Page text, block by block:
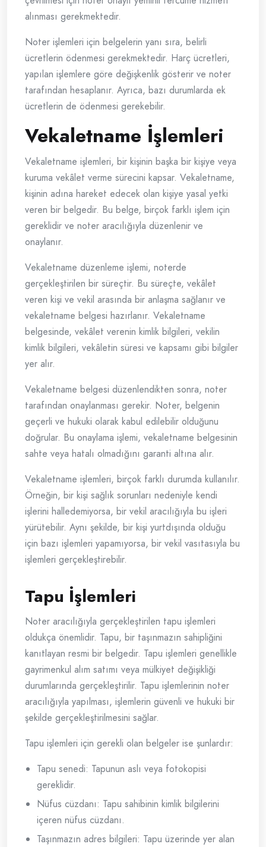
alınması gerekmektedir.
Noter işlemleri için belgelerin yanı sıra, belirli
ücretlerin ödenmesi gerekmektedir. Harç ücretleri,
yapılan işlemlere göre değişkenlik gösterir ve noter
tarafından hesaplanır. Ayrıca, bazı durumlarda ek
ücretlerin de ödenmesi gerekebilir.
Vekaletname İşlemleri
Vekaletname işlemleri, bir kişinin başka bir kişiye veya
kuruma vekâlet verme sürecini kapsar. Vekaletname,
kişinin adına hareket edecek olan kişiye yasal yetki
veren bir belgedir. Bu belge, birçok farklı işlem için
gereklidir ve noter aracılığıyla düzenlenir ve
onaylanır.
Vekaletname düzenleme işlemi, noterde
gerçekleştirilen bir süreçtir. Bu süreçte, vekâlet
veren kişi ve vekil arasında bir anlaşma sağlanır ve
vekaletname belgesi hazırlanır. Vekaletname
belgesinde, vekâlet verenin kimlik bilgileri, vekilin
kimlik bilgileri, vekâletin süresi ve kapsamı gibi bilgiler
yer alır.
Vekaletname belgesi düzenlendikten sonra, noter
tarafından onaylanması gerekir. Noter, belgenin
geçerli ve hukuki olarak kabul edilebilir olduğunu
doğrular. Bu onaylama işlemi, vekaletname belgesinin
sahte veya hatalı olmadığını garanti altına alır.
Vekaletname işlemleri, birçok farklı durumda kullanılır.
Örneğin, bir kişi sağlık sorunları nedeniyle kendi
işlerini halledemiyorsa, bir vekil aracılığıyla bu işleri
yürütebilir. Aynı şekilde, bir kişi yurtdışında olduğu
için bazı işlemleri yapamıyorsa, bir vekil vasıtasıyla bu
işlemleri gerçekleştirebilir.
Tapu İşlemleri
Noter aracılığıyla gerçekleştirilen tapu işlemleri
oldukça önemlidir. Tapu, bir taşınmazın sahipliğini
kanıtlayan resmi bir belgedir. Tapu işlemleri genellikle
gayrimenkul alım satımı veya mülkiyet değişikliği
durumlarında gerçekleştirilir. Tapu işlemlerinin noter
aracılığıyla yapılması, işlemlerin güvenli ve hukuki bir
şekilde gerçekleştirilmesini sağlar.
Tapu işlemleri için gerekli olan belgeler ise şunlardır:
Tapu senedi: Tapunun aslı veya fotokopisi
gereklidir.
Nüfus cüzdanı: Tapu sahibinin kimlik bilgilerini
içeren nüfus cüzdanı.
Taşınmazın adres bilgileri: Tapu üzerinde yer alan